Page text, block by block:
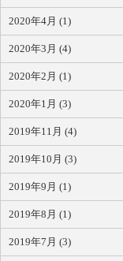
2020年4月 (1)
2020年3月 (4)
2020年2月 (1)
2020年1月 (3)
2019年11月 (4)
2019年10月 (3)
2019年9月 (1)
2019年8月 (1)
2019年7月 (3)